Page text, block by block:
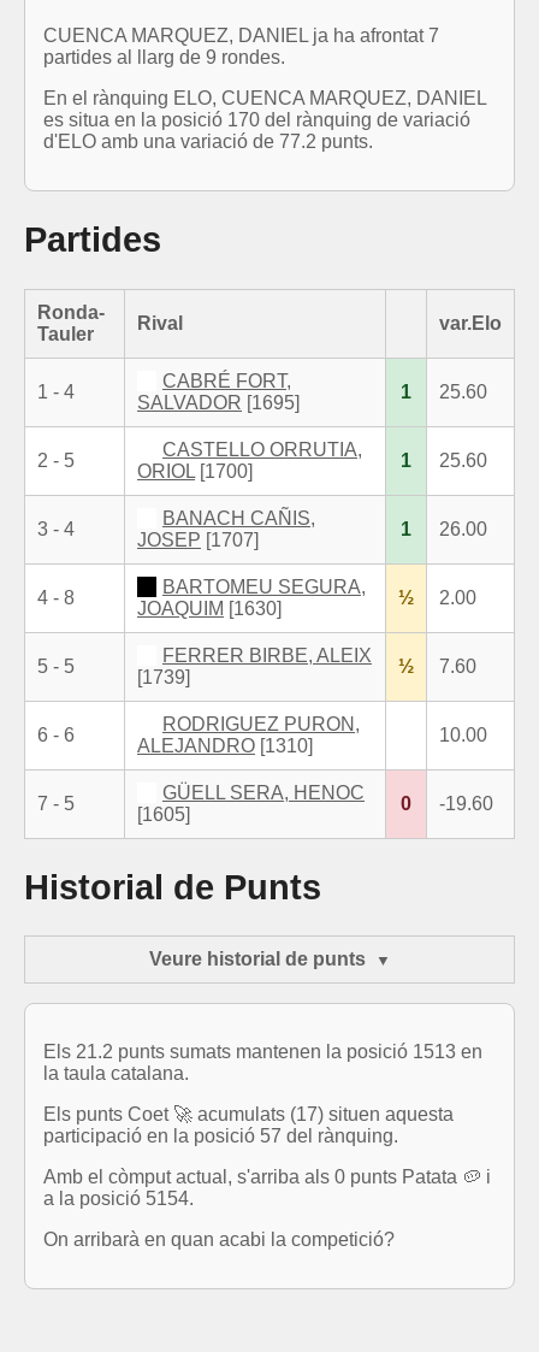
CUENCA MARQUEZ, DANIEL ja ha afrontat 7
partides al llarg de 9 rondes.
En el rànquing ELO, CUENCA MARQUEZ, DANIEL
es situa en la posició 170 del rànquing de variació
d'ELO amb una variació de 77.2 punts.
Partides
Ronda-
Tauler
Rival var.Elo
1 - 4
CABRÉ FORT,
SALVADOR [1695]
1 25.60
2 - 5
CASTELLO ORRUTIA,
ORIOL [1700]
1 25.60
3 - 4
BANACH CAÑIS,
JOSEP [1707]
1 26.00
4 - 8
BARTOMEU SEGURA,
JOAQUIM [1630]
½ 2.00
5 - 5
FERRER BIRBE, ALEIX
[1739]
½ 7.60
6 - 6
RODRIGUEZ PURON,
ALEJANDRO [1310]
10.00
7 - 5
GÜELL SERA, HENOC
[1605]
0 -19.60
Historial de Punts
Veure historial de punts
Els 21.2 punts sumats mantenen la posició 1513 en
la taula catalana.
Els punts Coet 🚀 acumulats (17) situen aquesta
participació en la posició 57 del rànquing.
Amb el còmput actual, s'arriba als 0 punts Patata 🥔 i
a la posició 5154.
On arribarà en quan acabi la competició?